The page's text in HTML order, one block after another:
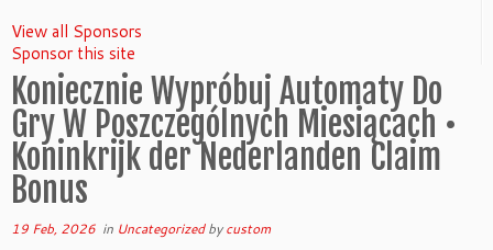
View all Sponsors
Sponsor this site
Koniecznie Wypróbuj Automaty Do
Gry W Poszczególnych Miesiącach •
Koninkrijk der Nederlanden Claim
Bonus
19 Feb, 2026 in Uncategorizedbycustom